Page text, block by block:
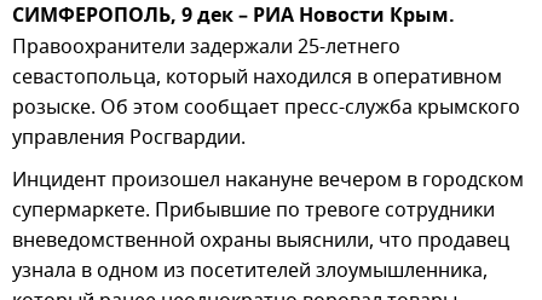
СИМФЕРОПОЛЬ, 9 дек – РИА Новости Крым.
Правоохранители задержали 25-летнего
севастопольца, который находился в оперативном
розыске. Об этом сообщает пресс-служба крымского
управления Росгвардии.
Инцидент произошел накануне вечером в городском
супермаркете. Прибывшие по тревоге сотрудники
вневедомственной охраны выяснили, что продавец
узнала в одном из посетителей злоумышленника,